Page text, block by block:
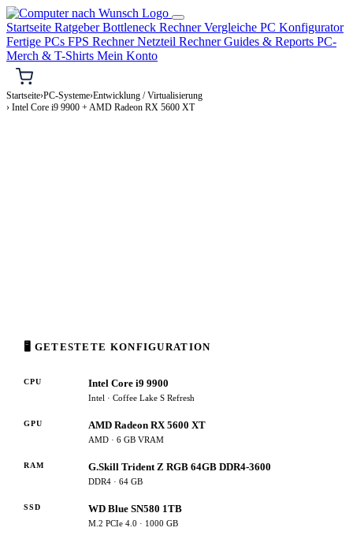
Startseite RatgeberBottleneck RechnerVergleiche PC Konfigurator
Fertige PCs FPS RechnerNetzteil RechnerGuides & Reports PC-
Merch & T-Shirts Mein Konto
Startseite›PC-Systeme›Entwicklung / Virtualisierung
› Intel Core i9 9900 + AMD Radeon RX 5600 XT
🖥 GETESTETE KONFIGURATION
CPU Intel Core i9 9900
Intel · Coffee Lake S Refresh
GPU AMD Radeon RX 5600 XT
AMD · 6 GB VRAM
RAM G.Skill Trident Z RGB 64GB DDR4-3600
DDR4 · 64 GB
SSD WD Blue SN580 1TB
M.2 PCIe 4.0 · 1000 GB